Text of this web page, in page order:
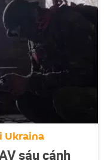
Ukraina
sáu cánh